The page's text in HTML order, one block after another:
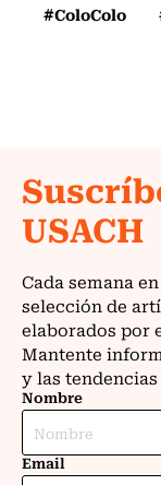
#ColoColo